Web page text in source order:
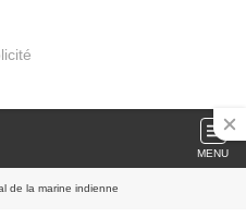
MENU
de la marine indienne